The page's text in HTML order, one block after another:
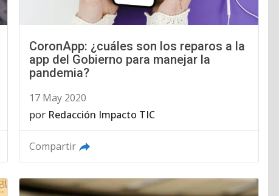
CoronApp: ¿cuáles son los reparos a la
app del Gobierno para manejar la
pandemia?
17 May 2020
por Redacción Impacto TIC
Compartir